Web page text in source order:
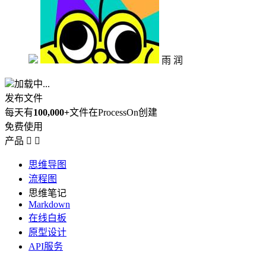
雨 润
加载中...
发布文件
每天有100,000+文件在ProcessOn创建
免费使用
产品  
思维导图
流程图
思维笔记
Markdown
在线白板
原型设计
API服务